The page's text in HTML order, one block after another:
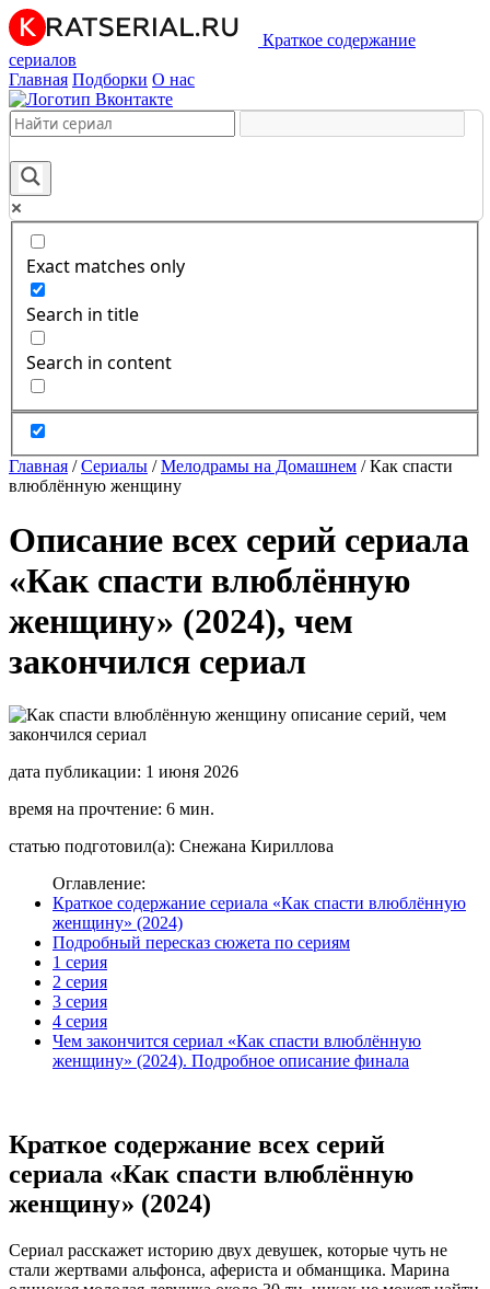
Краткое содержание
сериалов
Главная Подборки О нас
Exact matches only
Search in title
Search in content
Главная /Сериалы /Мелодрамы на Домашнем /Как спасти
влюблённую женщину
Описание всех серий сериала
«Как спасти влюблённую
женщину» (2024), чем
закончился сериал
дата публикации: 1 июня 2026
время на прочтение: 6 мин.
статью подготовил(а): Снежана Кириллова
Оглавление:
Краткое содержание сериала «Как спасти влюблённую
женщину» (2024)
Подробный пересказ сюжета по сериям
1 серия
2 серия
3 серия
4 серия
Чем закончится сериал «Как спасти влюблённую
женщину» (2024). Подробное описание финала
Краткое содержание всех серий
сериала «Как спасти влюблённую
женщину» (2024)
Сериал расскажет историю двух девушек, которые чуть не
стали жертвами альфонса, афериста и обманщика. Марина